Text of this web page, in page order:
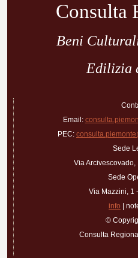
Consulta
Beni
Edilizia
Email:
PEC:
Sede
Via
Sede
Via Mazzini, 1
info |
©
Consulta